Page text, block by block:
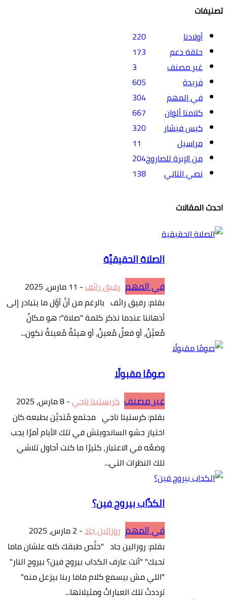
تصنيفات
أولادنا
220
حلقة دعم
173
غير مصنف
3
فريدة
605
في المهم
304
كلامنا ألوان
667
كيس فيشار
320
مراسيل
11
من الإبرة للصاروخ204
نصي التاني
138
احدث المقالات
الصلاة الحقيقيَّة
في المهم رفيق رائف- 11 مارس، 2025
بقلم: رفيق رائف بالرغم من أنَّ أوَّل ما يتبادر إلى
أذهاننا عندما نذكر كلمة "صلاة"؛ هو مكانٌ
مُعيَّنٌ، أو فعلٌ مُعينٌ، أو هيئةٌ مُعينةٌ نكون...
صومًا مقبولًا
غير مصنف كريستينا ناجي-8 مارس، 2025
بقلم: كرستينا ناجي مجتمع مُتديِّن بطبعه كان
اختيار حشو الساندويتش في تلك الأيام أمرًا يجب
وضعُه في الاعتبار، كثيرًا ما كنت أحاول تلاشي
تلك النظرات التي...
الكدَّاب بيروح فين؟
في المهم روزالين جاد- 2 مارس، 2025
بقلم: روزالين جاد "خلَّص طبقك كله علشان ماما
تحبك" "أنت عارف الكداب بيروح فين؟ بيروح النار"
"اللي مش بيسمع كلام ماما ربنا بيزعل منه"
ترددتْ تلك العباراتُ ومثيلاتها...